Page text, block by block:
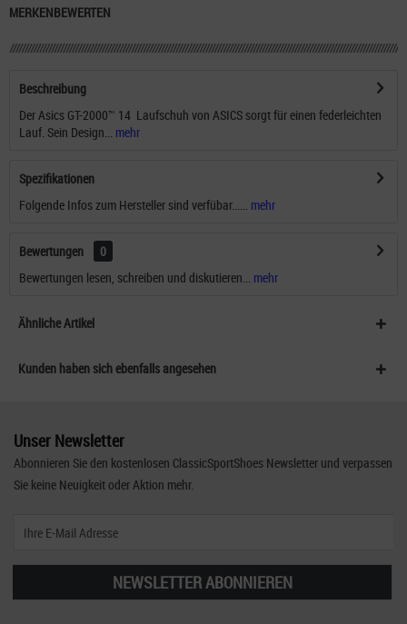
MERKENBEWERTEN
Beschreibung
Der Asics GT-2000™ 14 Laufschuh von ASICS sorgt für einen federleichten
Lauf. Sein Design...
mehr
Spezifikationen
Folgende Infos zum Hersteller sind verfübar...... mehr
Bewertungen
0
Bewertungen lesen, schreiben und diskutieren...
mehr
Ähnliche Artikel
Kunden haben sich ebenfalls angesehen
Unser Newsletter
Abonnieren Sie den kostenlosen ClassicSportShoes Newsletter und verpassen
Sie keine Neuigkeit oder Aktion mehr.
NEWSLETTER ABONNIEREN